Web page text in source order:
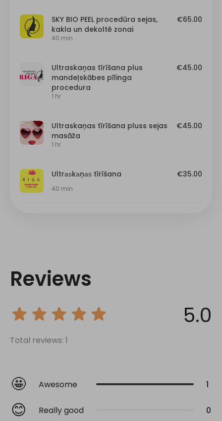
Reviews
5.0
Total reviews: 1
🤩 Awesome 1
😊 Really good 0